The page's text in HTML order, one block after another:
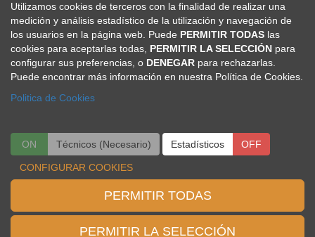
Comunicaciones
Ver más
Viajes El Corte Inglés
Secretaria Técnica
Congresos Científico Médicos
Utilizamos cookies de terceros con la finalidad de realizar una
medición y análisis estadístico de la utilización y navegación de
los usuarios en la página web. Puede PERMITIR TODAS las
cookies para aceptarlas todas, PERMITIR LA SELECCIÓN para
configurar sus preferencias, o DENEGAR para rechazarlas.
Puede encontrar más información en nuestra Política de Cookies.
Politica de Cookies
ON Técnicos (Necesario) OFF
ON Estadísticos OFF
CONFIGURAR COOKIES
PERMITIR TODAS
PERMITIR LA SELECCIÓN